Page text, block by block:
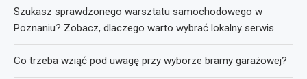
Szukasz sprawdzonego warsztatu samochodowego w
Poznaniu? Zobacz, dlaczego warto wybrać lokalny serwis
Co trzeba wziąć pod uwagę przy wyborze bramy garażowej?